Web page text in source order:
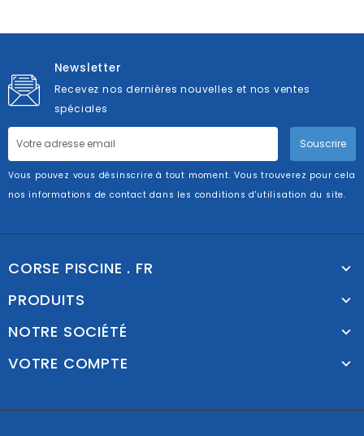
Newsletter
Recevez nos dernières nouvelles et nos ventes
spéciales
Souscrire
Vous pouvez vous désinscrire à tout moment. Vous trouverez pour cela
nos informations de contact dans les conditions d'utilisation du site.
CORSE PISCINE . FR
PRODUITS
NOTRE SOCIÉTÉ
VOTRE COMPTE